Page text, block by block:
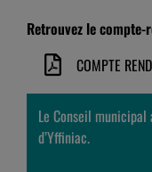
Retrouvez le
COMPTE
Le Conseil
d’Yffiniac.